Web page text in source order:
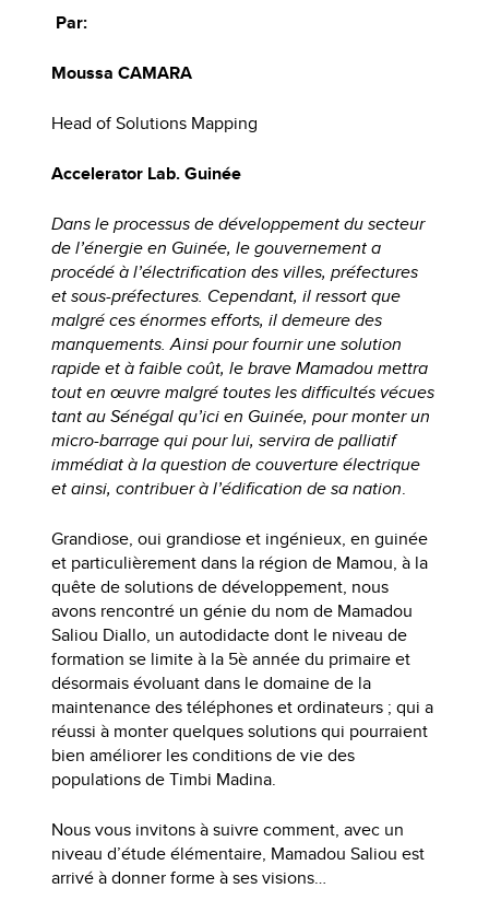
Par:
Moussa CAMARA
Head of Solutions Mapping
Accelerator Lab. Guinée
Dans le processus de développement du secteur
de l’énergie en Guinée, le gouvernement a
procédé à l’électrification des villes, préfectures
et sous-préfectures. Cependant, il ressort que
malgré ces énormes efforts, il demeure des
manquements. Ainsi pour fournir une solution
rapide et à faible coût, le brave Mamadou mettra
tout en œuvre malgré toutes les difficultés vécues
tant au Sénégal qu’ici en Guinée, pour monter un
micro-barrage qui pour lui, servira de palliatif
immédiat à la question de couverture électrique
et ainsi, contribuer à l’édification de sa nation.
Grandiose, oui grandiose et ingénieux, en guinée
et particulièrement dans la région de Mamou, à la
quête de solutions de développement, nous
avons rencontré un génie du nom de Mamadou
Saliou Diallo, un autodidacte dont le niveau de
formation se limite à la 5è année du primaire et
désormais évoluant dans le domaine de la
maintenance des téléphones et ordinateurs ; qui a
réussi à monter quelques solutions qui pourraient
bien améliorer les conditions de vie des
populations de Timbi Madina.
Nous vous invitons à suivre comment, avec un
niveau d’étude élémentaire, Mamadou Saliou est
arrivé à donner forme à ses visions…